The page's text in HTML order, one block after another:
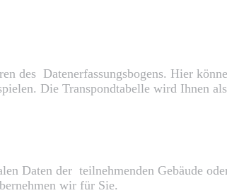
des Datenerfassungsbogens. Hier
Die Transpondtabelle wird Ihnen
Daten der teilnehmenden Gebäude
wir für Sie.